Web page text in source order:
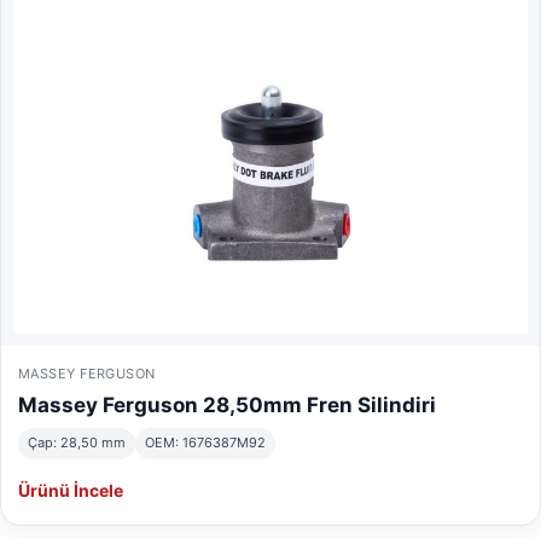
MASSEY FERGUSON
Massey Ferguson 28,50mm Fren Silindiri
Çap: 28,50 mm OEM: 1676387M92
Ürünü İncele